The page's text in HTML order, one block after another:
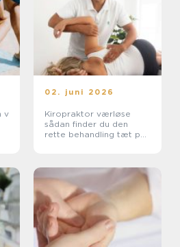
v
02. juni 2026
Kiropraktor værløse
sådan finder du den
rette behandling tæt på